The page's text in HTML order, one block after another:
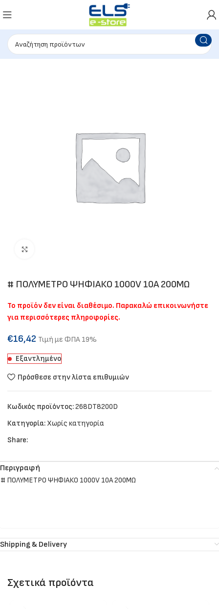
# ΠΟΛΥΜΕΤΡΟ ΨΗΦΙΑΚΟ 1000V 10A 200ΜΩ
Το προϊόν δεν είναι διαθέσιμο. Παρακαλώ επικοινωνήστε
για περισσότερες πληροφορίες.
€16,42 Τιμή με ΦΠΑ 19%
Εξαντλημένο
Πρόσθεσε στην λίστα επιθυμιών
Κωδικός προϊόντος:268DT8200D
Κατηγορία: Χωρίς κατηγορία
Share:
Περιγραφή
# ΠΟΛΥΜΕΤΡΟ ΨΗΦΙΑΚΟ 1000V 10A 200ΜΩ
Shipping & Delivery
Σχετικά προϊόντα